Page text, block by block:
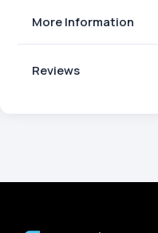
More Information
Reviews